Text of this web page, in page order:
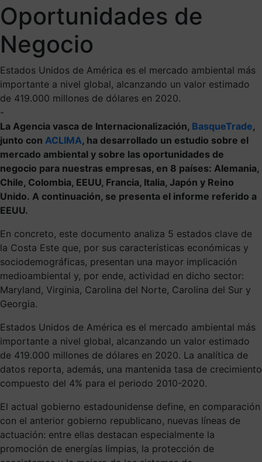
Oportunidades de
Negocio
Estados Unidos de América es el mercado ambiental más
importante a nivel global, alcanzando un valor estimado
de 419.000 millones de dólares en 2020.
-
La Agencia vasca de Internacionalización, BasqueTrade,
junto con ACLIMA, ha desarrollado un estudio sobre el
mercado ambiental y sobre las oportunidades de
negocio para nuestras empresas, en 8 países: Alemania,
Chile, Colombia, EEUU, Francia, Italia, Japón y Reino
Unido. A continuación, se presenta el informe referido a
EEUU.
En concreto, este documento analiza 5 estados clave de
la Costa Este que, por sus características económicas y
sociodemográficas, presentan una mayor implicación
medioambiental y, por ende, actividad en dicho sector:
Maryland, Virginia, Carolina del Norte, Carolina del Sur y
Georgia.
Estados Unidos de América es el mercado ambiental más
importante a nivel global, alcanzando un valor estimado
de 419.000 millones de dólares en 2020. La analítica de
datos reporta, además, una mantenida tasa de crecimiento
compuesto del 4% para el periodo 2010-2020.
El actual gobierno estadounidense define, en comparación
con el anterior gobierno republicano, nuevas líneas de
actuación: entre ellas destacan especialmente la
promoción de energías limpias, la protección de